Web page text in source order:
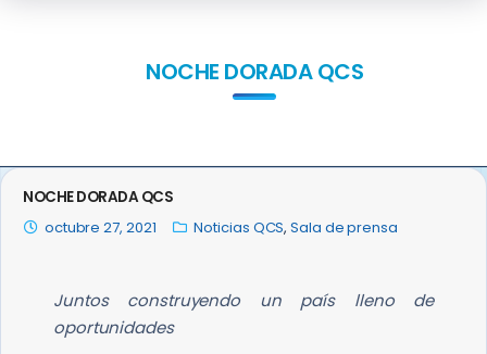
QCS Digital
BOLSA DE EMPLEO
NOCHE DORADA QCS
NOCHE DORADA QCS
octubre 27, 2021
Noticias QCS,Sala de prensa
Juntos construyendo un país lleno de
oportunidades